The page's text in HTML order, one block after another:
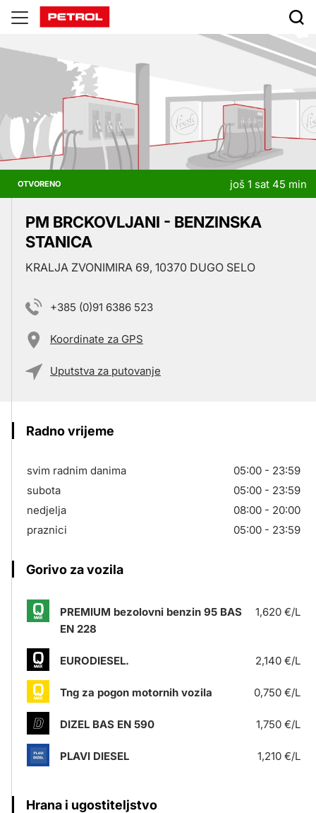
Prodajna
mjesta
OTVORENO još 1 sat 45 min
PM BRCKOVLJANI - BENZINSKA
STANICA
KRALJA ZVONIMIRA 69, 10370 DUGO SELO
+385 (0)91 6386 523
Koordinate za GPS
Uputstva za putovanje
Radno vrijeme
svim radnim danima
05:00 - 23:59
subota
05:00 - 23:59
nedjelja
08:00 - 20:00
praznici
05:00 - 23:59
Gorivo za vozila
PREMIUM bezolovni benzin 95 BAS
EN 228
1,620 €/L
EURODIESEL. 2,140 €/L
Tng za pogon motornih vozila 0,750 €/L
DIZEL BAS EN 590 1,750 €/L
PLAVI DIESEL 1,210 €/L
Hrana i ugostiteljstvo